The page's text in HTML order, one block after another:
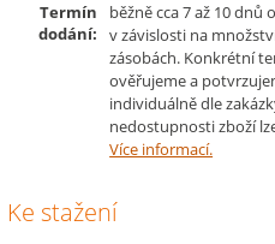
Novinka
Termín
dodání:
běžně cca 7 až 10 dnů
v závislosti na
zásobách. Konkrétní
ověřujeme a
individuálně dle
nedostupnosti zboží
Více informací.
Ke stažení